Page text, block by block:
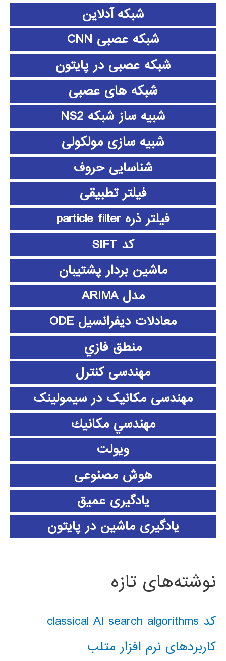
شبکه آدلاین
شبکه عصبی CNN
شبکه عصبی در پایتون
شبکه های عصبی
شبیه ساز شبکه NS2
شبیه سازی مولکولی
شناسایی حروف
فیلتر تطبیقی
فیلتر ذره particle filter
کد SIFT
ماشین بردار پشتیبان
مدل ARIMA
معادلات دیفرانسیل ODE
منطق فازي
مهندسی کنترل
مهندسی مکانیک در سیمولینک
مهندسي مكانيك
ویولت
هوش مصنوعی
یادگیری عمیق
یادگیری ماشین در پایتون
نوشته‌های تازه
کد classical AI search algorithms
کاربردهای نرم افزار متلب